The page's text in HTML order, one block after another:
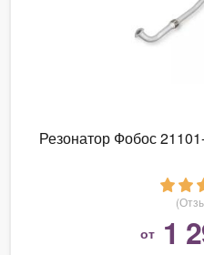
Резонатор Фобос
от 1